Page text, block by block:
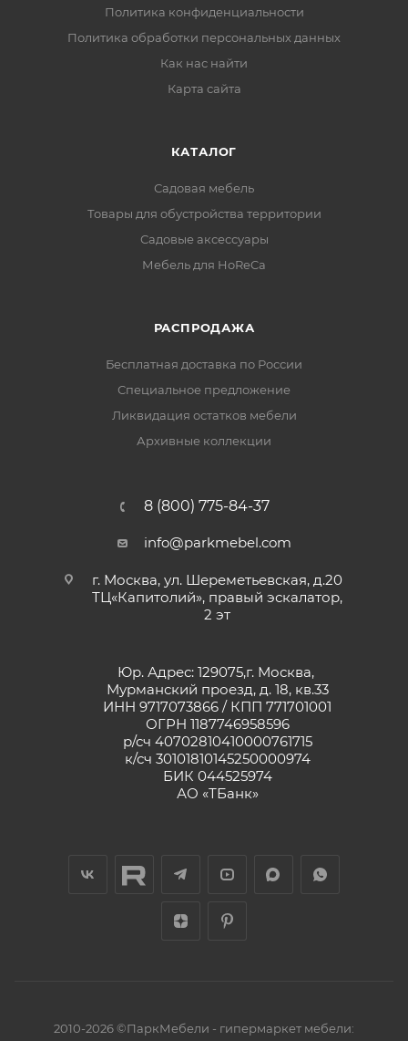
Политика конфиденциальности
Политика обработки персональных данных
Как нас найти
Карта сайта
КАТАЛОГ
Садовая мебель
Товары для обустройства территории
Садовые аксессуары
Мебель для HoReCa
РАСПРОДАЖА
Бесплатная доставка по России
Специальное предложение
Ликвидация остатков мебели
Архивные коллекции
8 (800) 775-84-37
info@parkmebel.com
г. Москва, ул. Шереметьевская, д.20
ТЦ«Капитолий», правый эскалатор,
2 эт
Юр. Адрес: 129075,г. Москва,
Мурманский проезд, д. 18, кв.33
ИНН 9717073866 / КПП 771701001
ОГРН 1187746958596
р/сч 40702810410000761715
к/сч 30101810145250000974
БИК 044525974
АО «ТБанк»
2010-2026 ©ПаркМебели - гипермаркет мебели: